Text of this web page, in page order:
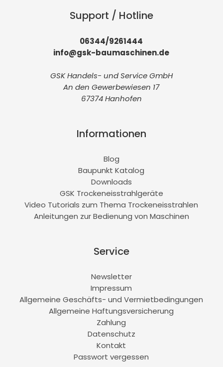
Support / Hotline
06344/9261444
info@gsk-baumaschinen.de
GSK Handels- und Service GmbH
An den Gewerbewiesen 17
67374 Hanhofen
Informationen
Blog
Baupunkt Katalog
Downloads
GSK Trockeneisstrahlgeräte
Video Tutorials zum Thema Trockeneisstrahlen
Anleitungen zur Bedienung von Maschinen
Service
Newsletter
Impressum
Allgemeine Geschäfts- und Vermietbedingungen
Allgemeine Haftungsversicherung
Zahlung
Datenschutz
Kontakt
Passwort vergessen